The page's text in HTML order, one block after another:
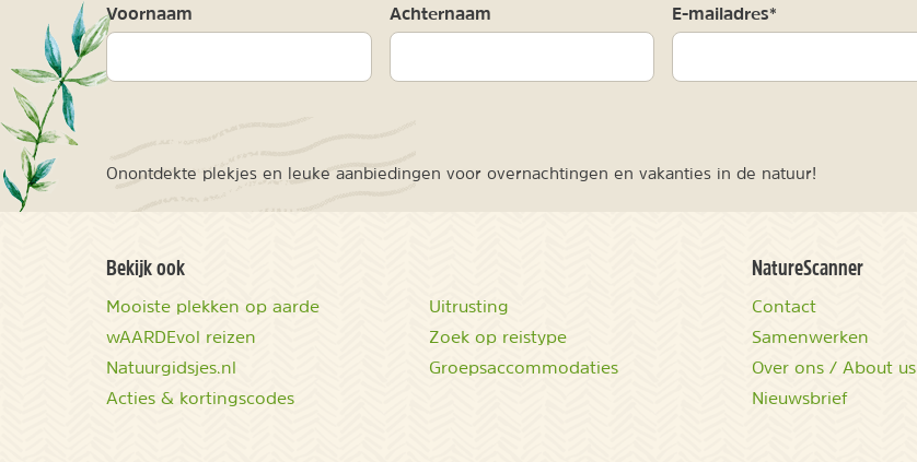
Voornaam Achternaam E-mailadres*
Onontdekte plekjes en leuke aanbiedingen voor overnachtingen en vakanties in de natuur!
Bekijk ook
Mooiste plekken op aarde
wAARDEvol reizen
Natuurgidsjes.nl
Acties & kortingscodes
Uitrusting
Zoek op reistype
Groepsaccommodaties
NatureScanner
Contact
Samenwerken
Over ons / About us
Nieuwsbrief